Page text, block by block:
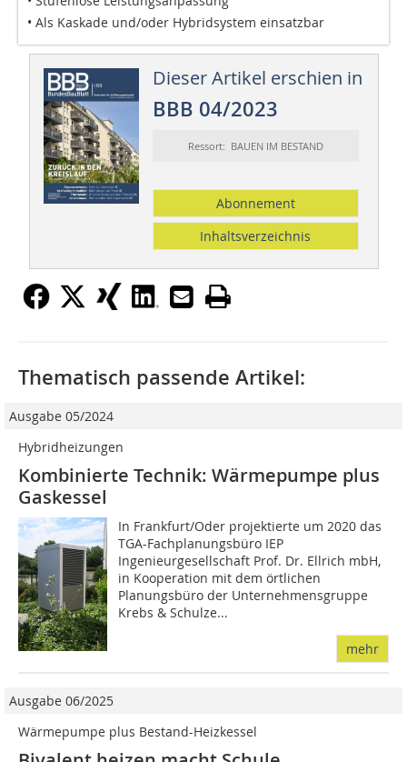
• Als Kaskade und/oder Hybridsystem einsatzbar
Dieser Artikel erschien in
BBB 04/2023
Ressort: BAUEN IM BESTAND
Abonnement
Inhaltsverzeichnis
Thematisch passende Artikel:
Ausgabe 05/2024
Hybridheizungen
Kombinierte Technik: Wärmepumpe plus
Gaskessel
In Frankfurt/Oder projektierte um 2020 das
TGA-Fachplanungsbüro IEP
Ingenieurgesellschaft Prof. Dr. Ellrich mbH,
in Kooperation mit dem örtlichen
Planungsbüro der Unternehmensgruppe
Krebs & Schulze...
mehr
Ausgabe 06/2025
Wärmepumpe plus Bestand-Heizkessel